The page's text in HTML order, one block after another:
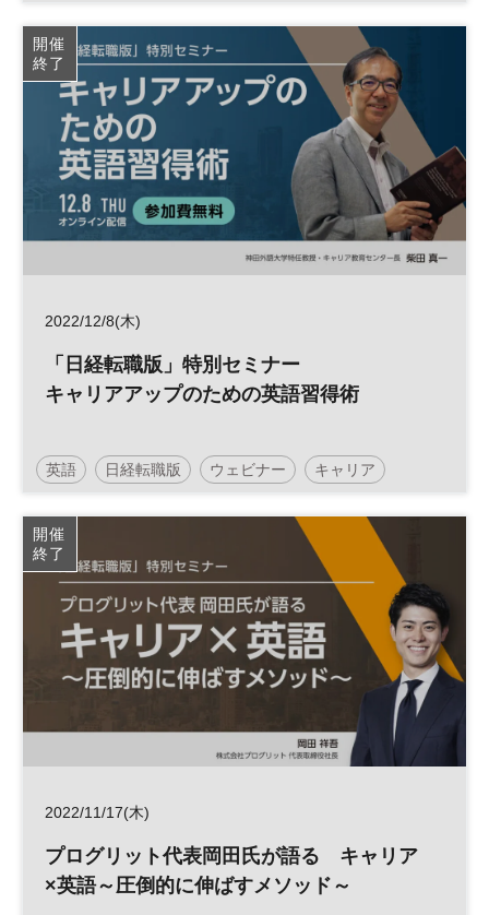
グローバル 日経ビジネススクール MBA
平日夜開催
開催
終了
2022/12/8(木)
「日経転職版」特別セミナー
キャリアアップのための英語習得術
英語 日経転職版 ウェビナー キャリア
参加無料
開催
終了
2022/11/17(木)
プログリット代表岡田氏が語る キャリア
×英語～圧倒的に伸ばすメソッド～